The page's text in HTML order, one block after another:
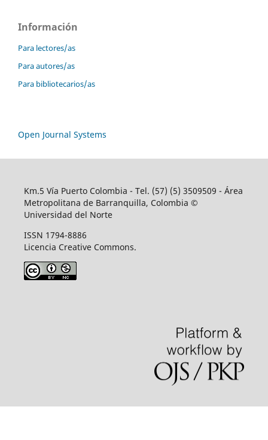
Información
Para lectores/as
Para autores/as
Para bibliotecarios/as
Open Journal Systems
Km.5 Vía Puerto Colombia - Tel. (57) (5) 3509509 - Área
Metropolitana de Barranquilla, Colombia ©
Universidad del Norte
ISSN 1794-8886
Licencia Creative Commons.